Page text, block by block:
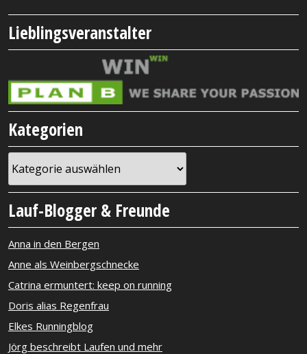
Lieblingsveranstalter
Kategorien
Lauf-Blogger & Freunde
Anna in den Bergen
Anne als Weinbergschnecke
Catrina ermuntert: keep on running
Doris alias Regenfrau
Elkes Runningblog
Jörg beschreibt Laufen und mehr